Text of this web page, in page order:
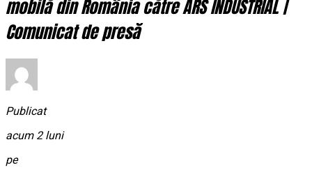
mobilă din România către ARS INDUSTRIAL |
Comunicat de presă
Publicat
acum 2 luni
pe